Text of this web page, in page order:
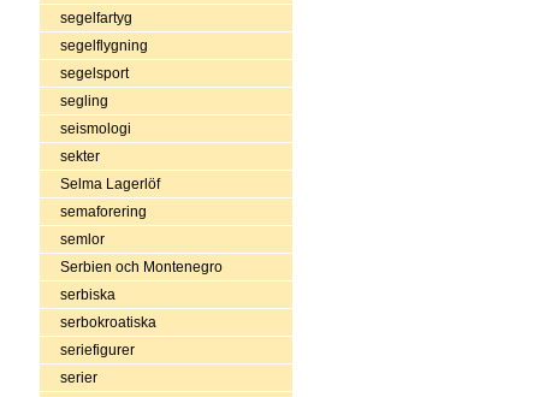
segelfartyg
segelflygning
segelsport
segling
seismologi
sekter
Selma Lagerlöf
semaforering
semlor
Serbien och Montenegro
serbiska
serbokroatiska
seriefigurer
serier